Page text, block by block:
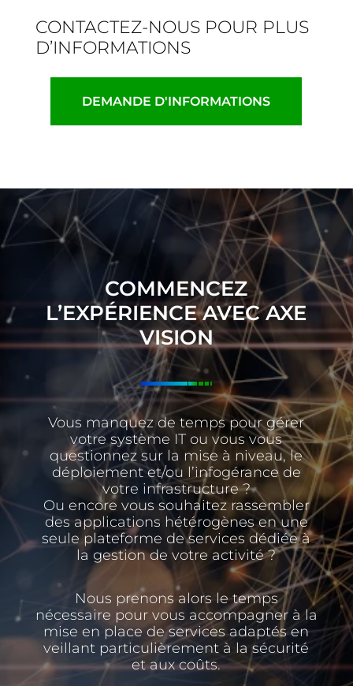
CONTACTEZ-NOUS POUR PLUS
D’INFORMATIONS
DEMANDE D'INFORMATIONS
COMMENCEZ
L’EXPÉRIENCE AVEC AXE
VISION
Vous manquez de temps pour gérer
votre système IT ou vous vous
questionnez sur la mise à niveau, le
déploiement et/ou l’infogérance de
votre infrastructure ?
Ou encore vous souhaitez rassembler
des applications hétérogènes en une
seule plateforme de services dédiée à
la gestion de votre activité ?
Nous prenons alors le temps
nécessaire pour vous accompagner à la
mise en place de services adaptés en
veillant particulièrement à la sécurité
et aux coûts.